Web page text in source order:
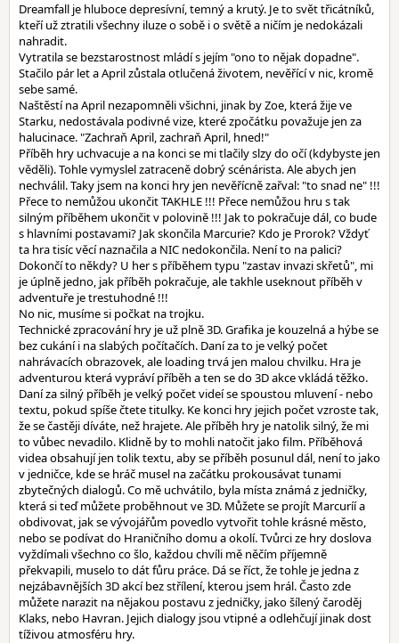
Dreamfall je hluboce depresívní, temný a krutý. Je to svět třicátníků,
kteří už ztratili všechny iluze o sobě i o světě a ničím je nedokázali
nahradit.
Vytratila se bezstarostnost mládí s jejím "ono to nějak dopadne".
Stačilo pár let a April zůstala otlučená životem, nevěřící v nic, kromě
sebe samé.
Naštěstí na April nezapomněli všichni, jinak by Zoe, která žije ve
Starku, nedostávala podivné vize, které zpočátku považuje jen za
halucinace. "Zachraň April, zachraň April, hned!"
Příběh hry uchvacuje a na konci se mi tlačily slzy do očí (kdybyste jen
věděli). Tohle vymyslel zatraceně dobrý scénárista. Ale abych jen
nechválil. Taky jsem na konci hry jen nevěřícně zařval: "to snad ne" !!!
Přece to nemůžou ukončit TAKHLE !!! Přece nemůžou hru s tak
silným příběhem ukončit v polovině !!! Jak to pokračuje dál, co bude
s hlavními postavami? Jak skončila Marcurie? Kdo je Prorok? Vždyť
ta hra tisíc věcí naznačila a NIC nedokončila. Není to na palici?
Dokončí to někdy? U her s příběhem typu "zastav invazi skřetů", mi
je úplně jedno, jak příběh pokračuje, ale takhle useknout příběh v
adventuře je trestuhodné !!!
No nic, musíme si počkat na trojku.
Technické zpracování hry je už plně 3D. Grafika je kouzelná a hýbe se
bez cukání i na slabých počítačích. Daní za to je velký počet
nahrávacích obrazovek, ale loading trvá jen malou chvilku. Hra je
adventurou která vypráví příběh a ten se do 3D akce vkládá těžko.
Daní za silný příběh je velký počet videí se spoustou mluvení - nebo
textu, pokud spíše čtete titulky. Ke konci hry jejich počet vzroste tak,
že se častěji díváte, než hrajete. Ale příběh hry je natolik silný, že mi
to vůbec nevadilo. Klidně by to mohli natočit jako film. Příběhová
videa obsahují jen tolik textu, aby se příběh posunul dál, není to jako
v jedničce, kde se hráč musel na začátku prokousávat tunami
zbytečných dialogů. Co mě uchvátilo, byla místa známá z jedničky,
která si teď můžete proběhnout ve 3D. Můžete se projít Marcuríí a
obdivovat, jak se vývojářům povedlo vytvořit tohle krásné město,
nebo se podívat do Hraničního domu a okolí. Tvůrci ze hry doslova
vyždímali všechno co šlo, každou chvíli mě něčím příjemně
překvapili, muselo to dát fůru práce. Dá se říct, že tohle je jedna z
nejzábavnějších 3D akcí bez střílení, kterou jsem hrál. Často zde
můžete narazit na nějakou postavu z jedničky, jako šílený čaroděj
Klaks, nebo Havran. Jejich dialogy jsou vtipné a odlehčují jinak dost
tíživou atmosféru hry.